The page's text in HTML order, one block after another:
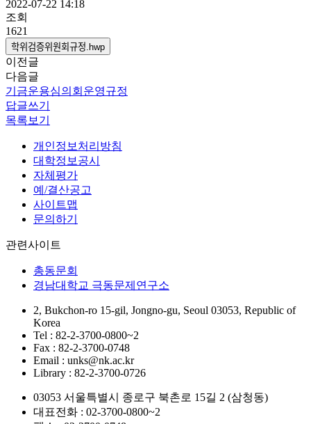
2022-07-22 14:18
조회
1621
학위검증위원회규정.hwp
이전글
다음글
기금운용심의회운영규정
답글쓰기
목록보기
개인정보처리방침
대학정보공시
자체평가
예/결산공고
사이트맵
문의하기
관련사이트
총동문회
경남대학교 극동문제연구소
2, Bukchon-ro 15-gil, Jongno-gu, Seoul 03053, Republic of
Korea
Tel : 82-2-3700-0800~2
Fax : 82-2-3700-0748
Email : unks@nk.ac.kr
Library : 82-2-3700-0726
03053 서울특별시 종로구 북촌로 15길 2 (삼청동)
대표전화 : 02-3700-0800~2